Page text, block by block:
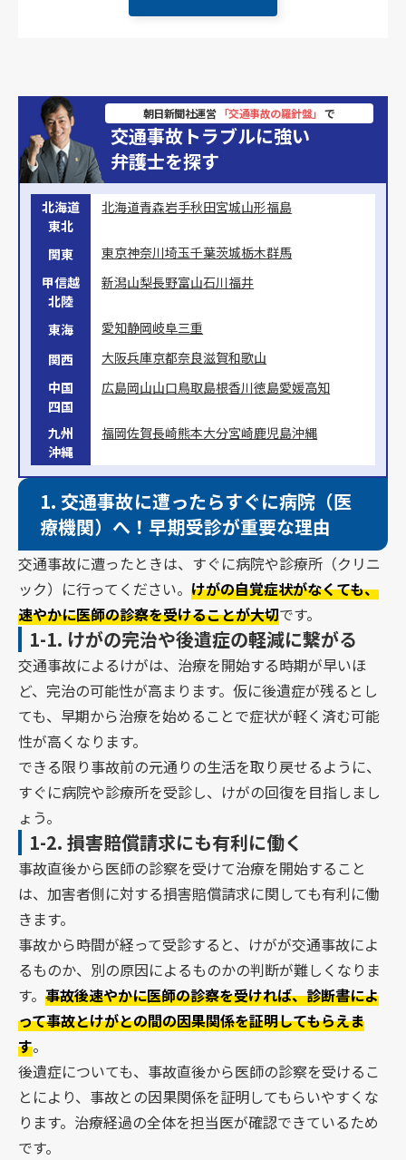
朝日新聞社運営 「交通事故の羅針盤」 で
交通事故トラブルに強い
弁護士を探す
北海道
東北
北海道青森岩手秋田宮城山形福島
関東 東京神奈川埼玉千葉茨城栃木群馬
甲信越
北陸
新潟山梨長野富山石川福井
東海 愛知静岡岐阜三重
関西
大阪兵庫京都奈良滋賀和歌山
中国
四国
広島岡山山口鳥取島根香川徳島愛媛高知
九州
沖縄
福岡佐賀長崎熊本大分宮崎鹿児島沖縄
1. 交通事故に遭ったらすぐに病院（医
療機関）へ！早期受診が重要な理由
交通事故に遭ったときは、すぐに病院や診療所（クリニ
ック）に行ってください。けがの自覚症状がなくても、
速やかに医師の診察を受けることが大切です。
1-1. けがの完治や後遺症の軽減に繋がる
交通事故によるけがは、治療を開始する時期が早いほ
ど、完治の可能性が高まります。仮に後遺症が残るとし
ても、早期から治療を始めることで症状が軽く済む可能
性が高くなります。
できる限り事故前の元通りの生活を取り戻せるように、
すぐに病院や診療所を受診し、けがの回復を目指しまし
ょう。
1-2. 損害賠償請求にも有利に働く
事故直後から医師の診察を受けて治療を開始すること
は、加害者側に対する損害賠償請求に関しても有利に働
きます。
事故から時間が経って受診すると、けがが交通事故によ
るものか、別の原因によるものかの判断が難しくなりま
す。事故後速やかに医師の診察を受ければ、診断書によ
って事故とけがとの間の因果関係を証明してもらえま
す。
後遺症についても、事故直後から医師の診察を受けるこ
とにより、事故との因果関係を証明してもらいやすくな
ります。治療経過の全体を担当医が確認できているため
です。